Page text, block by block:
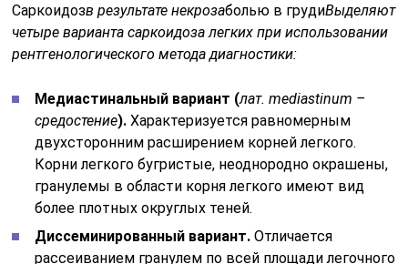
Саркоидозв результате некрозаболью в грудиВыделяют
четыре варианта саркоидоза легких при использовании
рентгенологического метода диагностики:
Медиастинальный вариант (лат. mediastinum –
средостение). Характеризуется равномерным
двухсторонним расширением корней легкого.
Корни легкого бугристые, неоднородно окрашены,
гранулемы в области корня легкого имеют вид
более плотных округлых теней.
Диссеминированный вариант. Отличается
рассеиванием гранулем по всей площади легочного